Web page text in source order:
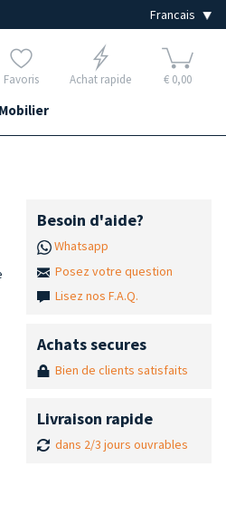
Favoris Achat rapide € 0,00
Mobilier
Besoin d'aide?
Whatsapp
Posez votre question
Lisez nos F.A.Q.
Achats secures
Bien de clients satisfaits
Livraison rapide
dans 2/3 jours ouvrables